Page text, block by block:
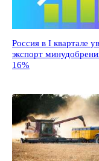
Россия в I квартале
экспорт
16%